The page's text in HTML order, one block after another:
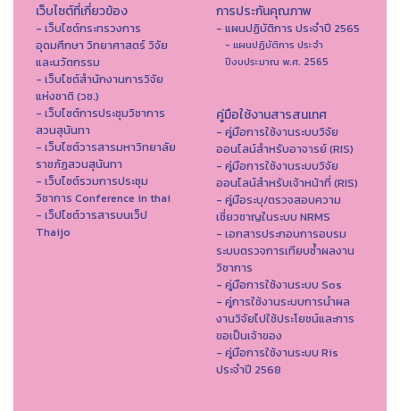
เว็บไซต์ที่เกี่ยวข้อง
- เว็บไซต์กระทรวงการ
อุดมศึกษา วิทยาศาสตร์ วิจัย
และนวัตกรรม
- เว็บไซต์สำนักงานการวิจัย
แห่งชาติ (วช.)
- เว็บไซต์การประชุมวิชาการ
สวนสุนันทา
- เว็บไซต์วารสารมหาวิทยาลัย
ราชภัฏสวนสุนันทา
- เว็บไซต์รวมการประชุม
วิชาการ Conference in thai
- เว็ปไซต์วารสารบนเว็ป
Thaijo
การประกันคุณภาพ
- แผนปฏิบัติการ ประจำปี 2565
- แผนปฏิบัติการ ประจำ
ปีงบประมาณ พ.ศ. 2565
คู่มือใช้งานสารสนเทศ
- คู่มือการใช้งานระบบวิจัย
ออนไลน์สำหรับอาจารย์ (RIS)
- คู่มือการใช้งานระบบวิจัย
ออนไลน์สำหรับเจ้าหน้าที่ (RIS)
- คู่มือระบุ/ตรวจสอบความ
เชี่ยวชาญในระบบ NRMS
- เอกสารประกอบการอบรม
ระบบตรวจการเทียบซ้ำผลงาน
วิชาการ
- คู่มือการใช้งานระบบ Sos
- คู่การใช้งานระบบการนำผล
งานวิจัยไปใช้ประโยชน์และการ
ขอเป็นเจ้าของ
- คู่มือการใช้งานระบบ Ris
ประจำปี 2568